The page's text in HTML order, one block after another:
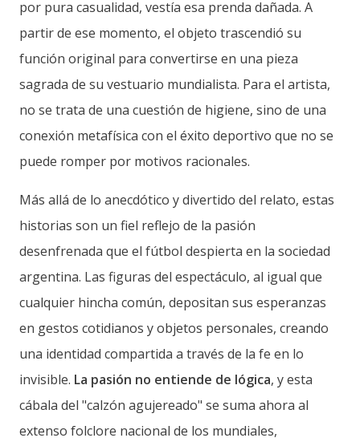
por pura casualidad, vestía esa prenda dañada. A
partir de ese momento, el objeto trascendió su
función original para convertirse en una pieza
sagrada de su vestuario mundialista. Para el artista,
no se trata de una cuestión de higiene, sino de una
conexión metafísica con el éxito deportivo que no se
puede romper por motivos racionales.
Más allá de lo anecdótico y divertido del relato, estas
historias son un fiel reflejo de la pasión
desenfrenada que el fútbol despierta en la sociedad
argentina. Las figuras del espectáculo, al igual que
cualquier hincha común, depositan sus esperanzas
en gestos cotidianos y objetos personales, creando
una identidad compartida a través de la fe en lo
invisible. La pasión no entiende de lógica, y esta
cábala del "calzón agujereado" se suma ahora al
extenso folclore nacional de los mundiales,